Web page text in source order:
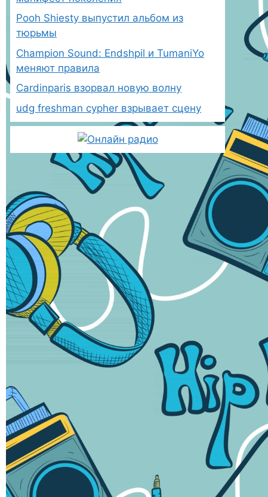
Pooh Shiesty выпустил альбом из
тюрьмы
Champion Sound: Endshpil и TumaniYo
меняют правила
Cardinparis взорвал новую волну
udg freshman cypher взрывает сцену